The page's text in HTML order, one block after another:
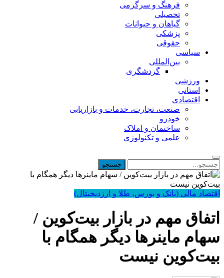
فرهنگ و سرگرمی
تحصیلی
گیاهان و حیوانات
پزشکی
حقوقی
سیاسی
بین‌المللی
گردشگری
ورزشی
استانی
اقتصادی
صنعت، تجارت، خدمات و بازاریابی
خودرو
ساختمان و املاک
علمی و تکنولوژی
اقتصاد مالی (بانک و بورس، طلا و ارزدیجیتال)
اتفاق مهم در بازار بیت‌کوین /
سهام ماینرها دیگر همگام با
بیت‌کوین نیست